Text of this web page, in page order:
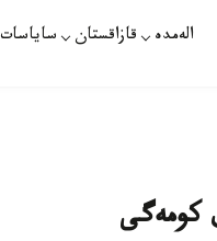
الەمدە قازاقستان ساياسات
كومەگى